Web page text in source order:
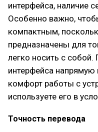
интерфейса, наличие
Особенно важно,
компактным,
предназначены для
легко носить с
интерфейса напрямую
комфорт работы с
используете его в
Точность перевода